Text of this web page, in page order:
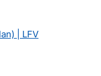
| LFV